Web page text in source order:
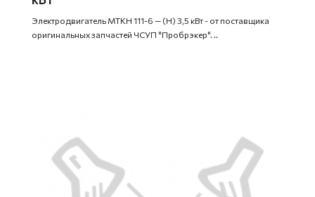
Электродвигатель MTKH 111-6 — (H) 3,5 кВт - от поставщика
оригинальных запчастей ЧСУП "Пробрэкер". ..